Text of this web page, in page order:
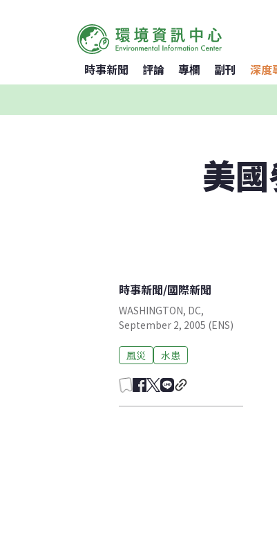
時事新聞 評論 專欄 副刊 深度
美
時事新聞/國際新聞
WASHINGTON, DC,
September 2, 2005 (ENS)
風災 水患